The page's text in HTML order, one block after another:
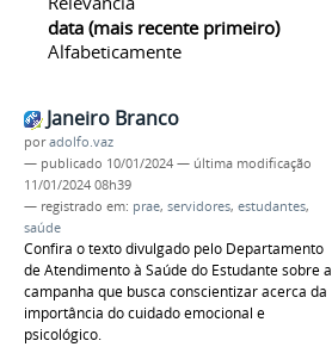
data (mais recente primeiro)
Alfabeticamente
Janeiro Branco
poradolfo.vaz
— publicado 10/01/2024 — última modificação
11/01/2024 08h39
— registrado em: prae, servidores, estudantes,
saúde
Confira o texto divulgado pelo Departamento
de Atendimento à Saúde do Estudante sobre a
campanha que busca conscientizar acerca da
importância do cuidado emocional e
psicológico.